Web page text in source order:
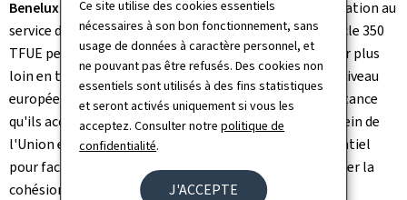
Ce site utilise des cookies essentiels
nécessaires à son bon fonctionnement, sans
usage de données à caractère personnel, et
ne pouvant pas être refusés. Des cookies non
essentiels sont utilisés à des fins statistiques
et seront activés uniquement si vous les
acceptez. Consulter notrepolitique de
confidentialité.
J'ACCEPTE
Benelux comme laboratoire d'innovation et de coopération au
service de l'intégration européenne. À cet égard, l'article 350
TFUE permet explicitement aux pays du Benelux d'aller plus
loin en termes d'intégration que ce qui est atteint au niveau
européen. Dans le même esprit, ils soulignent l'importance
qu'ils accordent à la coopération transfrontalière au sein de
l'Union européenne, considérée comme un levier essentiel
pour faciliter la vie quotidienne des citoyens et renforcer la
cohésion territoriale.